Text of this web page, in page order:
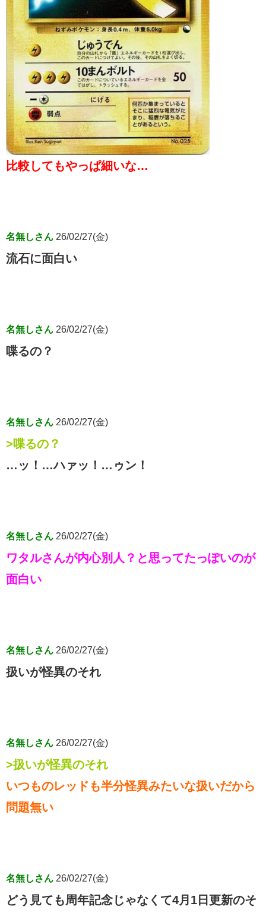
比較してもやっぱ細いな…
名無しさん 26/02/27(金)
流石に面白い
名無しさん 26/02/27(金)
喋るの？
名無しさん 26/02/27(金)
>喋るの？
…ッ！…ハァッ！…ゥン！
名無しさん 26/02/27(金)
ワタルさんが内心別人？と思ってたっぽいのが
面白い
名無しさん 26/02/27(金)
扱いが怪異のそれ
名無しさん 26/02/27(金)
>扱いが怪異のそれ
いつものレッドも半分怪異みたいな扱いだから
問題無い
名無しさん 26/02/27(金)
どう見ても周年記念じゃなくて4月1日更新のそ